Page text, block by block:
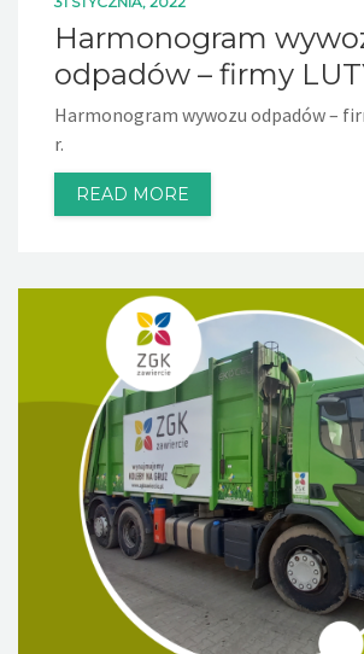
Harmonogram
odpadów – firmy
Harmonogram wywozu odpadów –
r.
READ MORE